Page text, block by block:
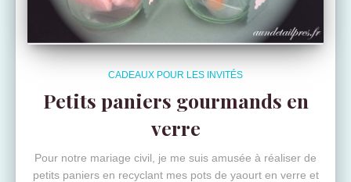
CADEAUX POUR LES INVITÉS
Petits paniers gourmands en
verre
Pour notre mariage civil, je me suis amusée à réaliser de
petits paniers en recyclant mes pots de yaourt en verre et